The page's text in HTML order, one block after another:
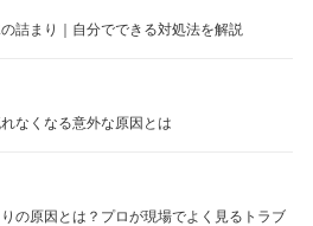
詰まり｜自分でできる対処法を解説
なくなる意外な原因とは
の原因とは？プロが現場でよく見るトラブ